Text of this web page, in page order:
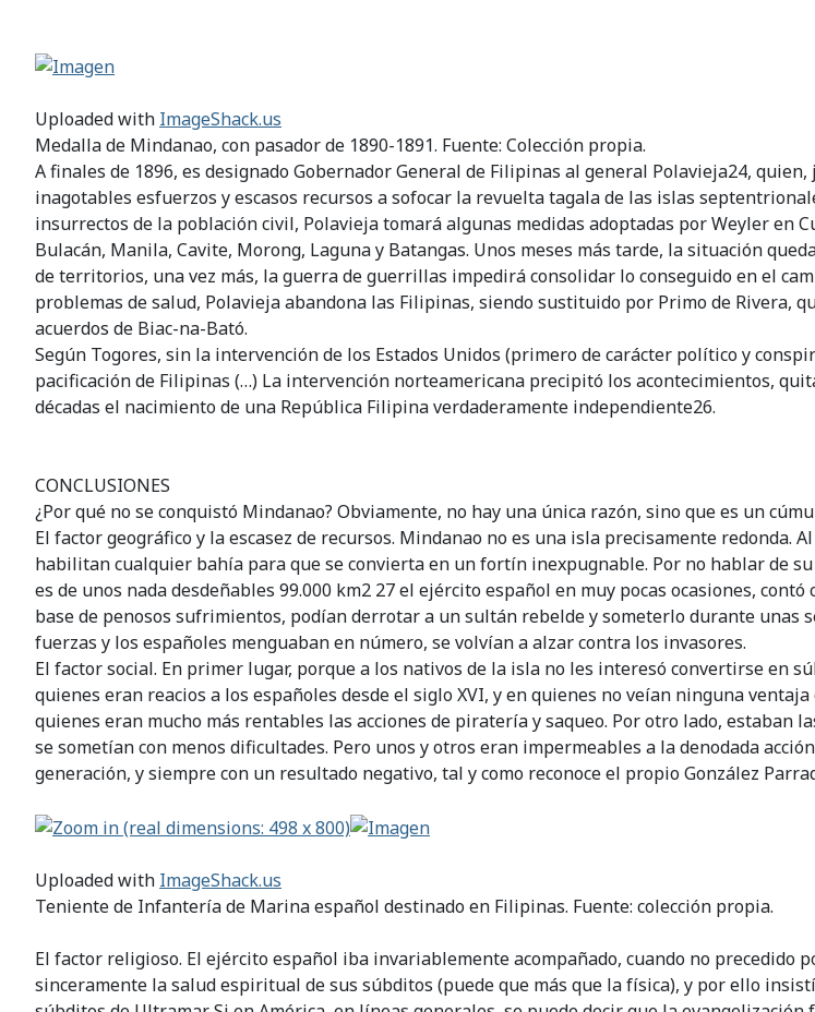
Uploaded with ImageShack.us
Medalla de Mindanao, con pasador de 1890-1891. Fuente: Colección propia.
A finales de 1896, es designado Gobernador General de Filipinas al general Polavieja24,
inagotables esfuerzos y escasos recursos a sofocar la revuelta tagala de las islas
insurrectos de la población civil, Polavieja tomará algunas medidas adoptadas por Weyler en
Bulacán, Manila, Cavite, Morong, Laguna y Batangas. Unos meses más tarde, la situación
de territorios, una vez más, la guerra de guerrillas impedirá consolidar lo conseguido en el
problemas de salud, Polavieja abandona las Filipinas, siendo sustituido por Primo de
acuerdos de Biac-na-Bató.
Según Togores, sin la intervención de los Estados Unidos (primero de carácter político y
pacificación de Filipinas (…) La intervención norteamericana precipitó los acontecimientos,
décadas el nacimiento de una República Filipina verdaderamente independiente26.
CONCLUSIONES
¿Por qué no se conquistó Mindanao? Obviamente, no hay una única razón, sino que es un
El factor geográfico y la escasez de recursos. Mindanao no es una isla precisamente redonda.
habilitan cualquier bahía para que se convierta en un fortín inexpugnable. Por no hablar de
es de unos nada desdeñables 99.000 km2 27 el ejército español en muy pocas ocasiones,
base de penosos sufrimientos, podían derrotar a un sultán rebelde y someterlo durante unas
fuerzas y los españoles menguaban en número, se volvían a alzar contra los invasores.
El factor social. En primer lugar, porque a los nativos de la isla no les interesó convertirse en
quienes eran reacios a los españoles desde el siglo XVI, y en quienes no veían ninguna
quienes eran mucho más rentables las acciones de piratería y saqueo. Por otro lado, estaban
se sometían con menos dificultades. Pero unos y otros eran impermeables a la denodada
generación, y siempre con un resultado negativo, tal y como reconoce el propio González
Uploaded with ImageShack.us
Teniente de Infantería de Marina español destinado en Filipinas. Fuente: colección propia.
El factor religioso. El ejército español iba invariablemente acompañado, cuando no precedido
sinceramente la salud espiritual de sus súbditos (puede que más que la física), y por ello